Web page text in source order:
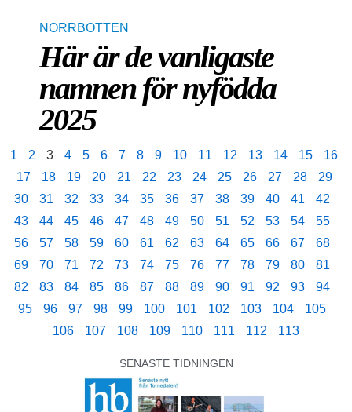
NORRBOTTEN
Här är de vanligaste
namnen för nyfödda
2025
1 2 3 4 5 6 7 8 9 10 11 12 13 14 15
16
17
18 19 20 21 22 23 24 25 26 27 28
29
30
31 32 33 34 35 36 37 38 39 40 41
42
43
44 45 46 47 48 49 50 51 52 53 54
55
56
57 58 59 60 61 62 63 64 65 66 67
68
69
70 71 72 73 74 75 76 77 78 79 80
81
82
83 84 85 86 87 88 89 90 91 92 93
94
95
96 97 98 99 100 101 102 103 104
105
106
107 108 109 110 111 112 113
SENASTE TIDNINGEN